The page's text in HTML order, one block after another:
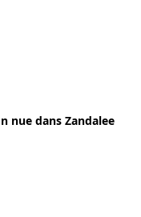
nue dans Zandalee